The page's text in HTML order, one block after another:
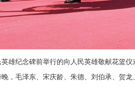
雄纪念碑前举行的向人民英雄敬献花篮仪
，毛泽东、宋庆龄、朱德、刘伯承、贺